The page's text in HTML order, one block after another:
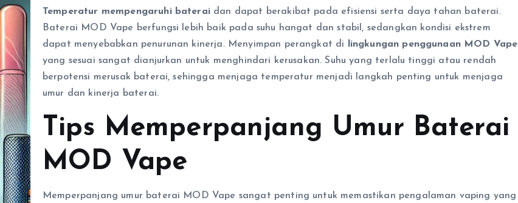
Temperatur mempengaruhi bateraidan dapat berakibat pada efisiensi serta daya tahan baterai.
Baterai MOD Vape berfungsi lebih baik pada suhu hangat dan stabil, sedangkan kondisi ekstrem
dapat menyebabkan penurunan kinerja. Menyimpan perangkat di
lingkungan penggunaan MOD Vape
yang sesuai sangat dianjurkan untuk menghindari kerusakan. Suhu yang terlalu tinggi atau rendah
berpotensi merusak baterai, sehingga menjaga temperatur menjadi langkah penting untuk menjaga
umur dan kinerja baterai.
Tips Memperpanjang Umur Baterai
MOD Vape
Memperpanjang umur baterai MOD Vape sangat penting untuk memastikan pengalaman vaping yang